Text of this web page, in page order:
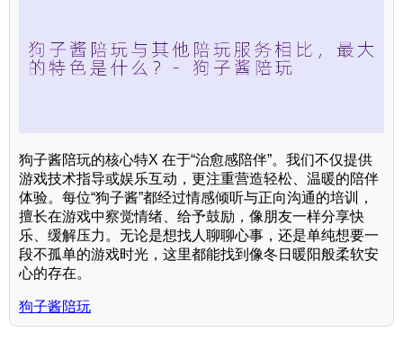
狗子酱陪玩的核心特X 在于“治愈感陪伴”。我们不仅提供
游戏技术指导或娱乐互动，更注重营造轻松、温暖的陪伴
体验。每位“狗子酱”都经过情感倾听与正向沟通的培训，
擅长在游戏中察觉情绪、给予鼓励，像朋友一样分享快
乐、缓解压力。无论是想找人聊聊心事，还是单纯想要一
段不孤单的游戏时光，这里都能找到像冬日暖阳般柔软安
心的存在。
狗子酱陪玩